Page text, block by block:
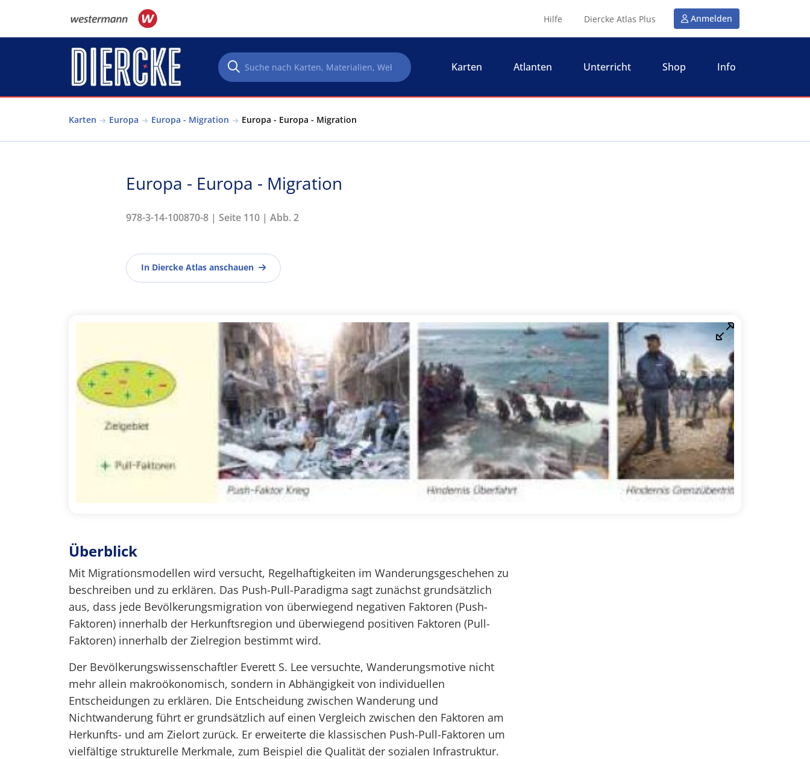
Hilfe Diercke Atlas Plus Anmelden
Karten Atlanten Unterricht Shop Info
Karten Europa Europa - Migration Europa - Europa - Migration
Europa - Europa - Migration
978-3-14-100870-8 | Seite 110 | Abb. 2
In Diercke Atlas anschauen
Überblick
Mit Migrationsmodellen wird versucht, Regelhaftigkeiten im Wanderungsgeschehen zu
beschreiben und zu erklären. Das Push-Pull-Paradigma sagt zunächst grundsätzlich
aus, dass jede Bevölkerungsmigration von überwiegend negativen Faktoren (Push-
Faktoren) innerhalb der Herkunftsregion und überwiegend positiven Faktoren (Pull-
Faktoren) innerhalb der Zielregion bestimmt wird.
Der Bevölkerungswissenschaftler Everett S. Lee versuchte, Wanderungsmotive nicht
mehr allein makroökonomisch, sondern in Abhängigkeit von individuellen
Entscheidungen zu erklären. Die Entscheidung zwischen Wanderung und
Nichtwanderung führt er grundsätzlich auf einen Vergleich zwischen den Faktoren am
Herkunfts- und am Zielort zurück. Er erweiterte die klassischen Push-Pull-Faktoren um
vielfältige strukturelle Merkmale, zum Beispiel die Qualität der sozialen Infrastruktur.